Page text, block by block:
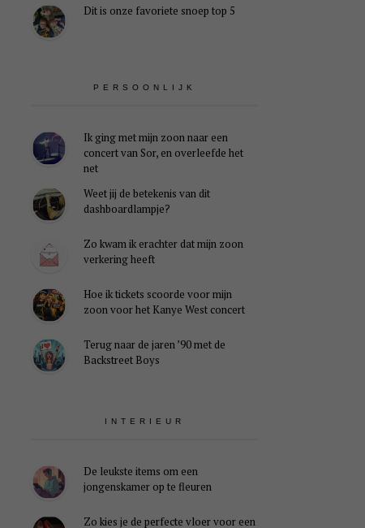
Dit is onze favoriete snoep top 5
PERSOONLIJK
Ik ging met mijn zoon naar een
concert van Sor, en overleefde het
net
Weet jij de betekenis van dit
dashboardlampje?
Zo kwam ik erachter dat mijn zoon
verkering heeft
Hoe ik tickets scoorde voor mijn
zoon voor het Kanye West concert
Terug naar de jaren ’90 met de
Backstreet Boys
INTERIEUR
De leukste items om een
jongenskamer op te fleuren
Zo kies je de perfecte vloer voor een